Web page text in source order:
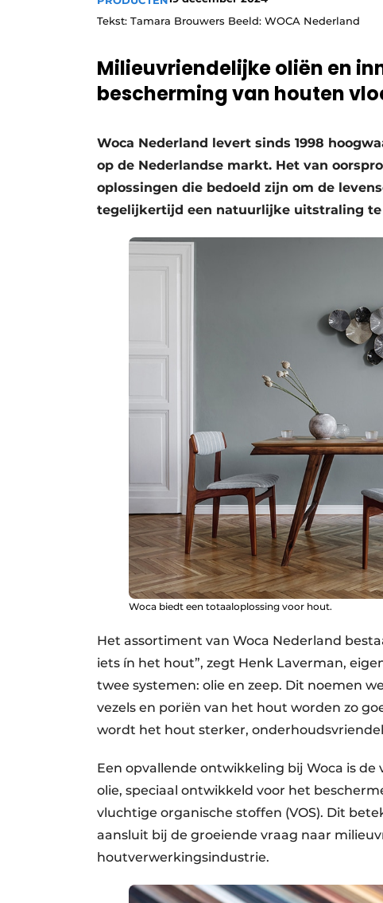
Vacatures
Tekst: Tamara Brouwers Beeld: WOCA Nederland
Milieuvriendelijke oliën en
bescherming van houten
Woca Nederland levert sinds 1998
op de Nederlandse markt. Het van
oplossingen die bedoeld zijn om de
tegelijkertijd een natuurlijke uitstraling te
Woca biedt een totaaloplossing voor hout.
Het assortiment van Woca Nederland
iets ín het hout”, zegt Henk Laverman,
twee systemen: olie en zeep. Dit noemen
vezels en poriën van het hout worden zo
wordt het hout sterker,
Een opvallende ontwikkeling bij Woca is
olie, speciaal ontwikkeld voor het
vluchtige organische stoffen (VOS). Dit
aansluit bij de groeiende vraag naar
houtverwerkingsindustrie.